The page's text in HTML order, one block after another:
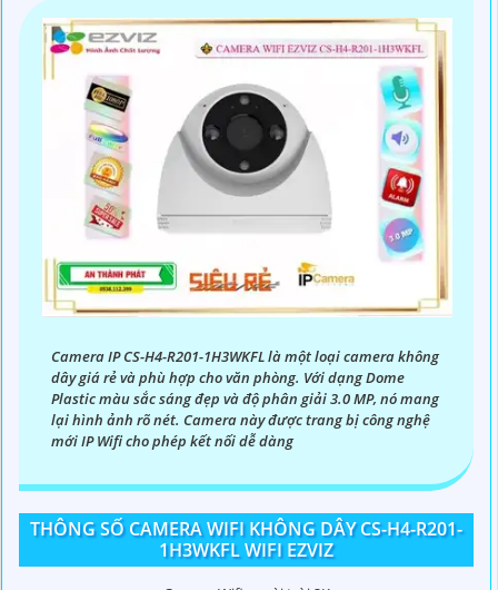
Camera IP CS-H4-R201-1H3WKFL là một loại camera không
dây giá rẻ và phù hợp cho văn phòng. Với dạng Dome
Plastic màu sắc sáng đẹp và độ phân giải 3.0 MP, nó mang
lại hình ảnh rõ nét. Camera này được trang bị công nghệ
mới IP Wifi cho phép kết nối dễ dàng
THÔNG SỐ CAMERA WIFI KHÔNG DÂY CS-H4-R201-
1H3WKFL WIFI EZVIZ